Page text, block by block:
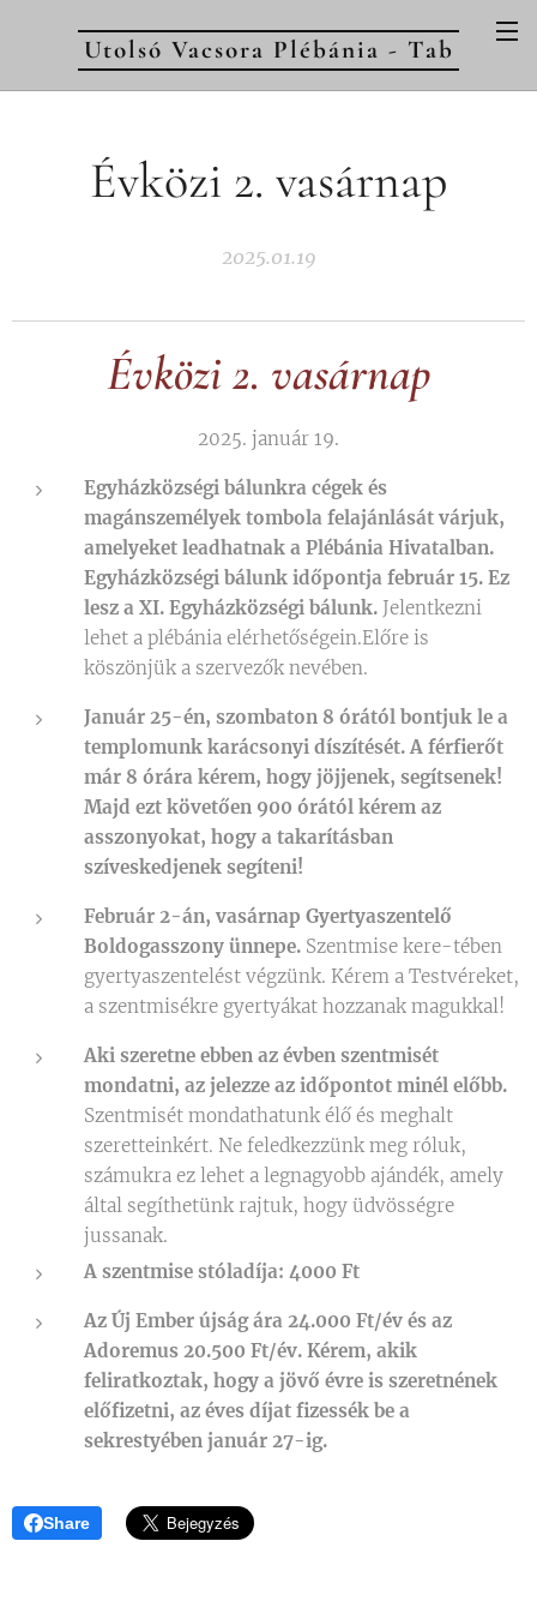
Utolsó Vacsora Plébánia - Tab
Évközi 2. vasárnap
2025.01.19
Évközi 2. vasárnap
2025. január 19.
Egyházközségi bálunkra cégek és
magánszemélyek tombola felajánlását várjuk,
amelyeket leadhatnak a Plébánia Hivatalban.
Egyházközségi bálunk időpontja február 15. Ez
lesz a XI. Egyházközségi bálunk. Jelentkezni
lehet a plébánia elérhetőségein.Előre is
köszönjük a szervezők nevében.
Január 25-én, szombaton 8 órától bontjuk le a
templomunk karácsonyi díszítését. A férfierőt
már 8 órára kérem, hogy jöjjenek, segítsenek!
Majd ezt követően 900 órától kérem az
asszonyokat, hogy a takarításban
szíveskedjenek segíteni!
Február 2-án, vasárnap Gyertyaszentelő
Boldogasszony ünnepe. Szentmise kere-tében
gyertyaszentelést végzünk. Kérem a Testvéreket,
a szentmisékre gyertyákat hozzanak magukkal!
Aki szeretne ebben az évben szentmisét
mondatni, az jelezze az időpontot minél előbb.
Szentmisét mondathatunk élő és meghalt
szeretteinkért. Ne feledkezzünk meg róluk,
számukra ez lehet a legnagyobb ajándék, amely
által segíthetünk rajtuk, hogy üdvösségre
jussanak.
A szentmise stóladíja: 4000 Ft
Az Új Ember újság ára 24.000 Ft/év és az
Adoremus 20.500 Ft/év. Kérem, akik
feliratkoztak, hogy a jövő évre is szeretnének
előfizetni, az éves díjat fizessék be a
sekrestyében január 27-ig.
Share